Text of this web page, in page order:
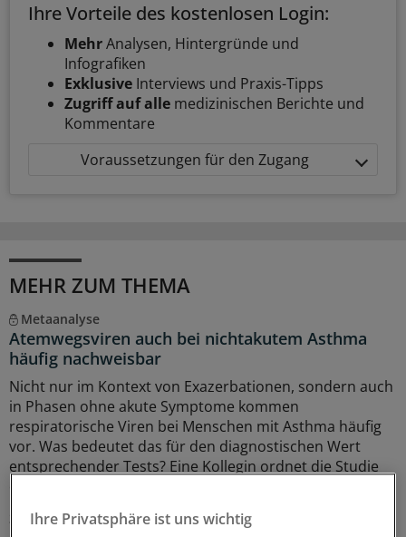
Ihre Vorteile des kostenlosen Login:
MehrAnalysen, Hintergründe und
Infografiken
Exklusive Interviews und Praxis-Tipps
Zugriff auf alle medizinischen Berichte und
Kommentare
Voraussetzungen für den Zugang
MEHR ZUM THEMA
Metaanalyse
Atemwegsviren auch bei nichtakutem Asthma
häufig nachweisbar
Nicht nur im Kontext von Exazerbationen, sondern auch
in Phasen ohne akute Symptome kommen
respiratorische Viren bei Menschen mit Asthma häufig
vor. Was bedeutet das für den diagnostischen Wert
entsprechender Tests? Eine Kollegin ordnet die Studie
30.07.2026
Ihre Privatsphäre ist uns wichtig